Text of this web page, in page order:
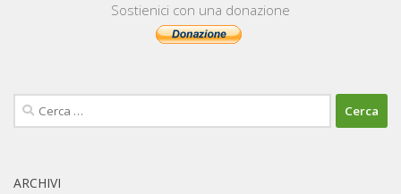
Sostienici con una donazione
Ricerca
per:
ARCHIVI